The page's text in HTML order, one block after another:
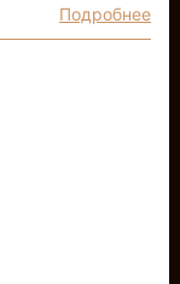
Подробнее